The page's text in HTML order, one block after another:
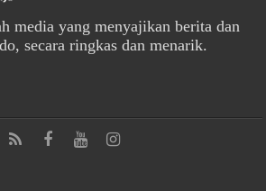
media yang menyajikan berita dan
secara ringkas dan menarik.